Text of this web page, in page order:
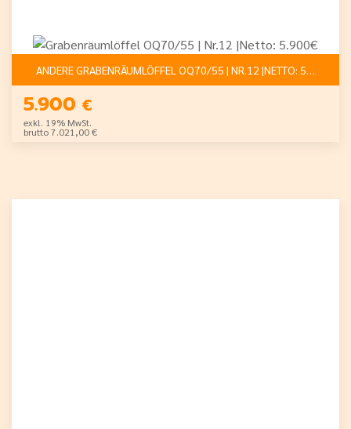
ANDERE GRABENRÄUMLÖFFEL OQ70/55 | NR.12 |NETTO: 5.900€
5.900 €
exkl. 19% MwSt.
brutto 7.021,00 €